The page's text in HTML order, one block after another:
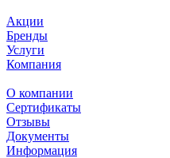
Акции
Бренды
Услуги
Компания
О компании
Сертификаты
Отзывы
Документы
Информация